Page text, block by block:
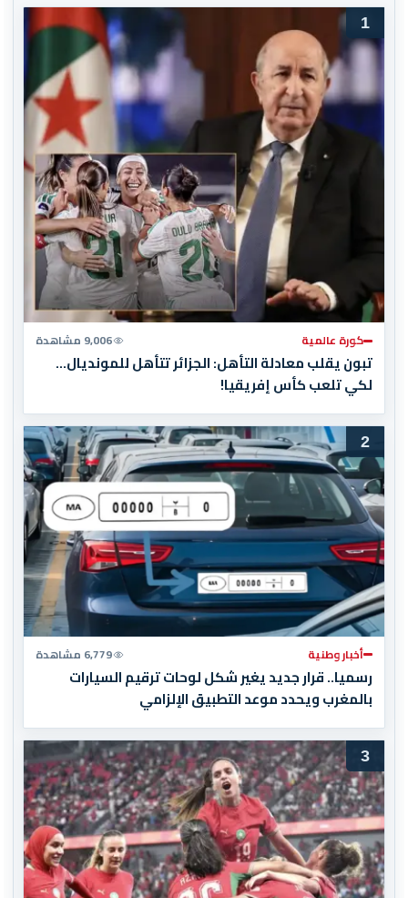
1
كورة عالمية 9,006 مشاهدة
تبون يقلب معادلة التأهل: الجزائر تتأهل للمونديال…
لكي تلعب كأس إفريقيا!
2
أخبار وطنية 6,779 مشاهدة
رسميا.. قرار جديد يغير شكل لوحات ترقيم السيارات
بالمغرب ويحدد موعد التطبيق الإلزامي
3